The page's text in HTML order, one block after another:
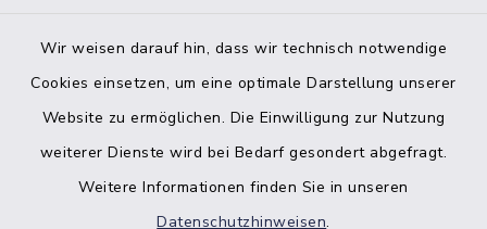
Wir weisen darauf hin, dass wir technisch notwendige
Cookies einsetzen, um eine optimale Darstellung unserer
Website zu ermöglichen. Die Einwilligung zur Nutzung
weiterer Dienste wird bei Bedarf gesondert abgefragt.
Weitere Informationen finden Sie in unseren
Datenschutzhinweisen.
Bankverbindung der Amtskasse
Barrierefreiheit